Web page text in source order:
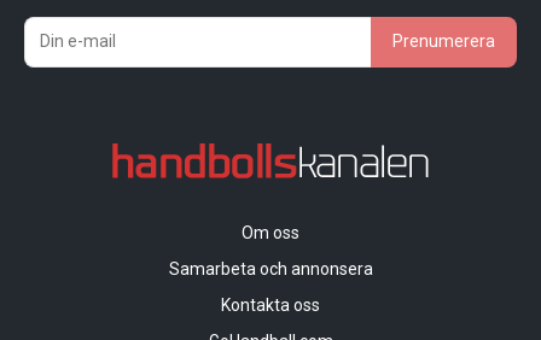
Prenumerera
Om oss
Samarbeta och annonsera
Kontakta oss